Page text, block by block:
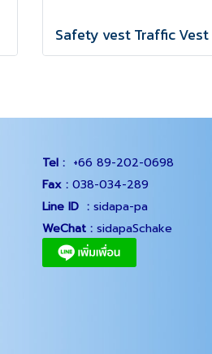
Tel : +66 89-202-0698
Fax : 038-034-289
Line ID : sidapa-pa
WeChat : sidapaSchake